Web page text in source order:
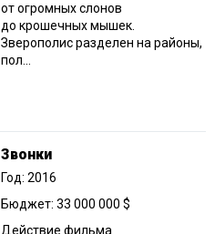
от огромных слонов
до крошечных мышек.
Зверополис разделен на районы,
пол...
Звонки
Год: 2016
Бюджет: 33 000 000 $
Действие фильма